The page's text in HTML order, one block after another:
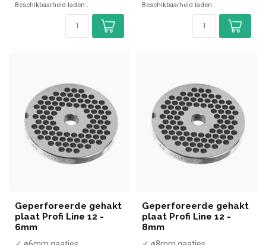
Beschikbaarheid laden.. Beschikbaarheid laden..
Geperforeerde gehakt
plaat Profi Line 12 -
6mm
Geperforeerde gehakt
plaat Profi Line 12 -
8mm